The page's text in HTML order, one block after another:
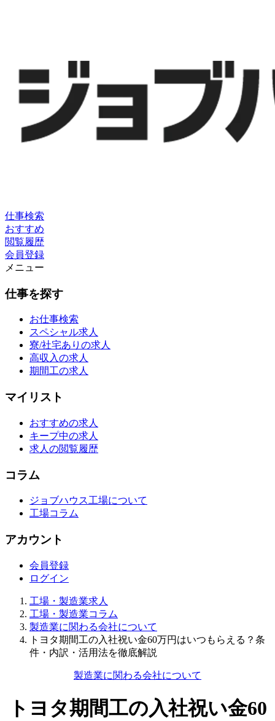
仕事検索
おすすめ
閲覧履歴
会員登録
メニュー
仕事を探す
お仕事検索
スペシャル求人
寮/社宅ありの求人
高収入の求人
期間工の求人
マイリスト
おすすめの求人
キープ中の求人
求人の閲覧履歴
コラム
ジョブハウス工場について
工場コラム
アカウント
会員登録
ログイン
工場・製造業求人
工場・製造業コラム
製造業に関わる会社について
トヨタ期間工の入社祝い金60万円はいつもらえる？条
件・内訳・活用法を徹底解説
製造業に関わる会社について
トヨタ期間工の入社祝い金60